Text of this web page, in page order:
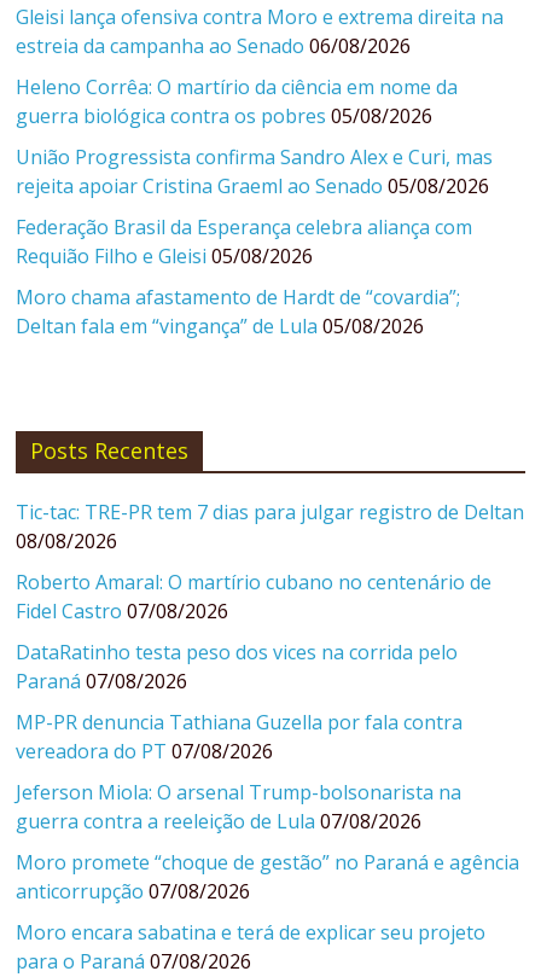
Gleisi lança ofensiva contra Moro e extrema direita na
estreia da campanha ao Senado 06/08/2026
Heleno Corrêa: O martírio da ciência em nome da
guerra biológica contra os pobres 05/08/2026
União Progressista confirma Sandro Alex e Curi, mas
rejeita apoiar Cristina Graeml ao Senado 05/08/2026
Federação Brasil da Esperança celebra aliança com
Requião Filho e Gleisi 05/08/2026
Moro chama afastamento de Hardt de “covardia”;
Deltan fala em “vingança” de Lula 05/08/2026
Posts Recentes
Tic-tac: TRE-PR tem 7 dias para julgar registro de Deltan
08/08/2026
Roberto Amaral: O martírio cubano no centenário de
Fidel Castro 07/08/2026
DataRatinho testa peso dos vices na corrida pelo
Paraná 07/08/2026
MP-PR denuncia Tathiana Guzella por fala contra
vereadora do PT 07/08/2026
Jeferson Miola: O arsenal Trump-bolsonarista na
guerra contra a reeleição de Lula 07/08/2026
Moro promete “choque de gestão” no Paraná e agência
anticorrupção 07/08/2026
Moro encara sabatina e terá de explicar seu projeto
para o Paraná 07/08/2026